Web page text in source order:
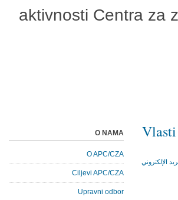
aktivnosti Centra za
O NAMA
O APC/CZA
Ciljevi APC/CZA
Upravni odbor